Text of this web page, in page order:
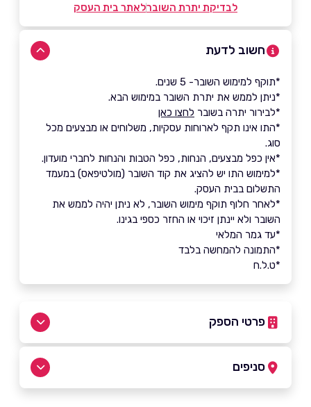
לבדיקת יתרת השוברלאתר בית העסק
חשוב לדעת
*תוקף למימוש השובר- 5 שנים.
*ניתן לממש את יתרת השובר במימוש הבא.
*לבירור יתרה בשובר לחצו כאן
*התו אינו תקף לארוחות עסקיות, משלוחים או מבצעים מכל
סוג.
*אין כפל מבצעים, הנחות, כפל הטבות והנחות לחברי מועדון.
*למימוש התו יש להציג את קוד השובר (מולטיפאס) במעמד
התשלום בבית העסק.
*לאחר חלוף תוקף מימוש השובר, לא ניתן יהיה לממש את
השובר ולא יינתן זיכוי או החזר כספי בגינו.
*עד גמר המלאי
*התמונה להמחשה בלבד
*ט.ל.ח
פרטי הספק
באתר באינסטגרם
סניפים